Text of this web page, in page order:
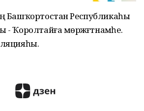
Башҡортостан Республикаһы
Ҡоролтайға мөрәжәғәтнамәһе.